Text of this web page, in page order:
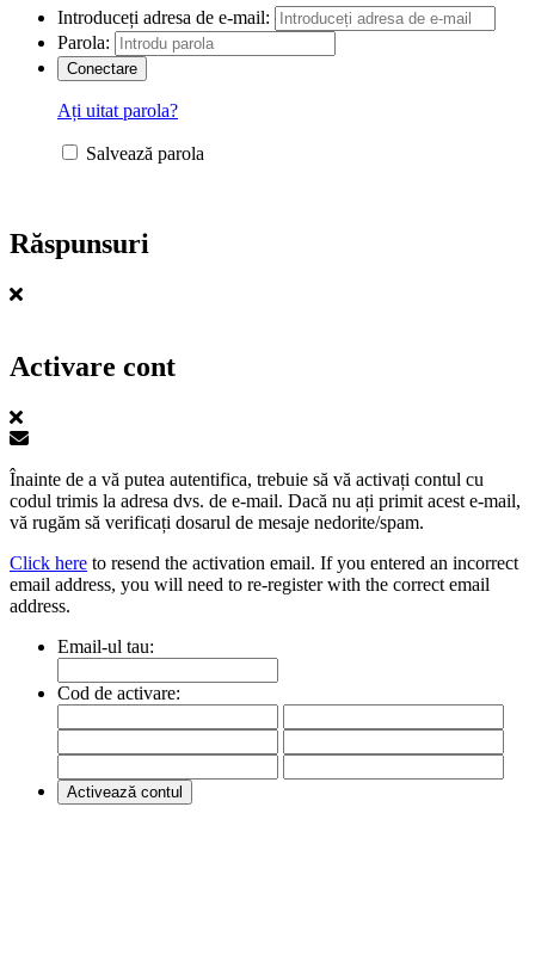
Introduceți adresa de e-mail:
Parola:
Ați uitat parola?
Salvează parola
Răspunsuri
Activare cont
Înainte de a vă putea autentifica, trebuie să vă activați contul cu
codul trimis la adresa dvs. de e-mail. Dacă nu ați primit acest e-mail,
vă rugăm să verificați dosarul de mesaje nedorite/spam.
Click here to resend the activation email. If you entered an incorrect
email address, you will need to re-register with the correct email
address.
Email-ul tau:
Cod de activare: